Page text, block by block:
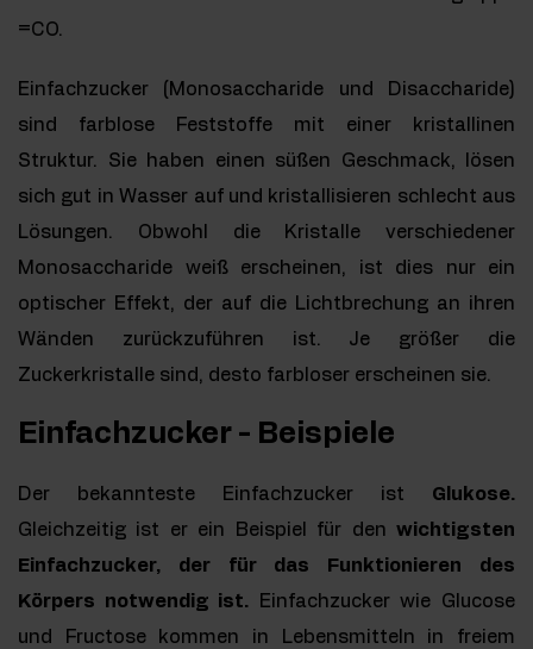
=CO.
Einfachzucker (Monosaccharide und Disaccharide)
sind farblose Feststoffe mit einer kristallinen
Struktur. Sie haben einen süßen Geschmack, lösen
sich gut in Wasser auf und kristallisieren schlecht aus
Lösungen. Obwohl die Kristalle verschiedener
Monosaccharide weiß erscheinen, ist dies nur ein
optischer Effekt, der auf die Lichtbrechung an ihren
Wänden zurückzuführen ist. Je größer die
Zuckerkristalle sind, desto farbloser erscheinen sie.
Einfachzucker - Beispiele
Der bekannteste Einfachzucker ist Glukose.
Gleichzeitig ist er ein Beispiel für den wichtigsten
Einfachzucker, der für das Funktionieren des
Körpers notwendig ist. Einfachzucker wie Glucose
und Fructose kommen in Lebensmitteln in freiem